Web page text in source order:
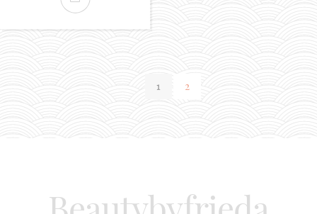
1 2